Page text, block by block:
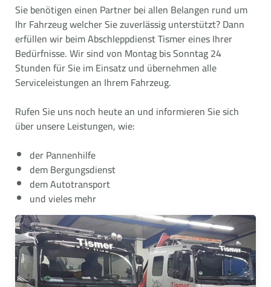
Sie benötigen einen Partner bei allen Belangen rund um
Ihr Fahrzeug welcher Sie zuverlässig unterstützt? Dann
erfüllen wir beim Abschleppdienst Tismer eines Ihrer
Bedürfnisse. Wir sind von Montag bis Sonntag 24
Stunden für Sie im Einsatz und übernehmen alle
Serviceleistungen an Ihrem Fahrzeug.
Rufen Sie uns noch heute an und informieren Sie sich
über unsere Leistungen, wie:
der Pannenhilfe
dem Bergungsdienst
dem Autotransport
und vieles mehr